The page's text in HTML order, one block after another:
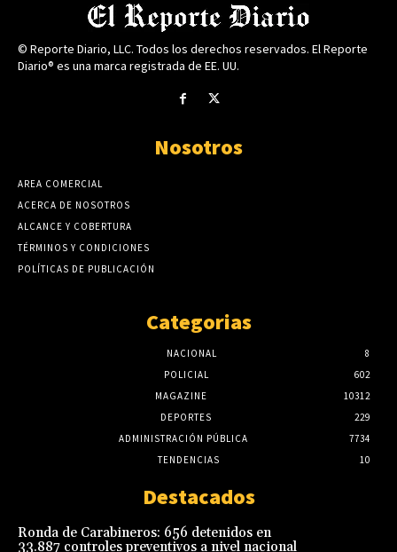
© Reporte Diario, LLC. Todos los derechos reservados. El Reporte
Diario® es una marca registrada de EE. UU.
Nosotros
AREA COMERCIAL
ACERCA DE NOSOTROS
ALCANCE Y COBERTURA
TÉRMINOS Y CONDICIONES
POLÍTICAS DE PUBLICACIÓN
Categorias
NACIONAL
8
POLICIAL
602
MAGAZINE
10312
DEPORTES
229
ADMINISTRACIÓN PÚBLICA
7734
TENDENCIAS
10
Destacados
Ronda de Carabineros: 656 detenidos en
33.887 controles preventivos a nivel nacional